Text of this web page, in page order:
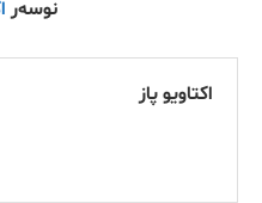
نوسەر
اکتاویو پاز